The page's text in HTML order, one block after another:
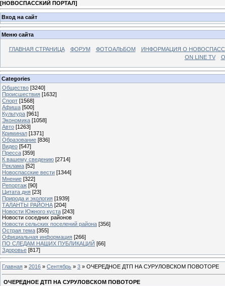
[НОВОСПАССКИЙ ПОРТАЛ]
Вход на сайт
Меню сайта
ГЛАВНАЯ СТРАНИЦА ФОРУМ ФОТОАЛЬБОМ
ИНФОРМАЦИЯ О
ON LINE TV
Categories
Общество [3240]
Происшествия [1632]
Спорт [1568]
Афиша [500]
Культура [961]
Экономика [1058]
Авто [1263]
Криминал [1371]
Образование [836]
Видео [547]
Пресса [359]
К вашему сведению [2714]
Реклама [52]
Новоспасские вести [1344]
Мнение [322]
Репортаж [90]
Цитата дня [23]
Природа и экология [1939]
ТАЛАНТЫ РАЙОНА [204]
Новости Южного куста [243]
Новости соседних районов
Новости сельских поселений района [356]
Острая тема [355]
Официальная информация [266]
ПО СЛЕДАМ НАШИХ ПУБЛИКАЦИЙ [66]
Здоровье [817]
Главная » 2016 » Сентябрь » 3 » ОЧЕРЕДНОЕ ДТП НА СУРУЛОВСКОМ ПОВОТОРЕ
ОЧЕРЕДНОЕ ДТП НА СУРУЛОВСКОМ ПОВОТОРЕ